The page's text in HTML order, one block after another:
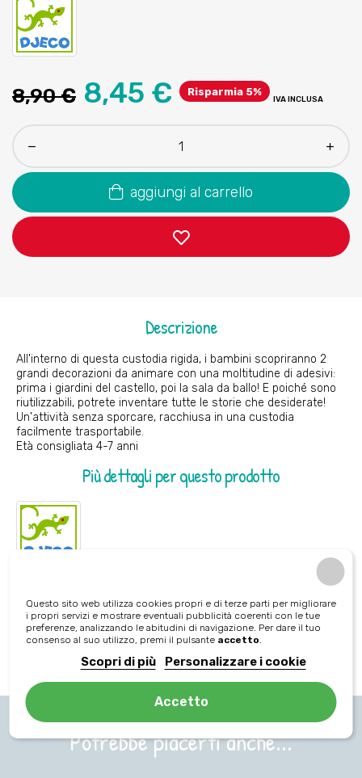
8,90 € 8,45 € Risparmia 5%
IVA INCLUSA
aggiungi al carrello
Descrizione
All'interno di questa custodia rigida, i bambini scopriranno 2
grandi decorazioni da animare con una moltitudine di adesivi:
prima i giardini del castello, poi la sala da ballo! E poiché sono
riutilizzabili, potrete inventare tutte le storie che desiderate!
Un'attività senza sporcare, racchiusa in una custodia
facilmente trasportabile.
Età consigliata 4-7 anni
Più dettagli per questo prodotto
Tipologia di gioco
Potrebbe piacerti anche...
Questo sito web utilizza cookies propri e di terze parti per migliorare
i propri servizi e mostrare eventuali pubblicità coerenti con le tue
preferenze, analizzando le abitudini di navigazione. Per dare il tuo
consenso al suo utilizzo, premi il pulsante accetto.
Scopri di più Personalizzare i cookie
Accetto